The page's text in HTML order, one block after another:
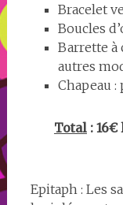
Bracelet
Boucles
Barrette à
autres
Chapeau
Total: 16€
Epitaph : Les